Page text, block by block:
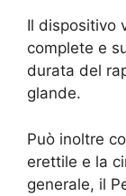
Il dispositivo
complete e
durata del
glande.
Può inoltre
erettile e la
generale, il